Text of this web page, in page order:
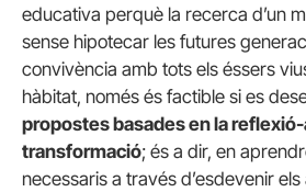
educativa perquè la recerca d’un
sense hipotecar les futures
convivència amb tots els éssers
hàbitat, només és factible si es
propostes basades en la
transformació; és a dir, en
necessaris a través d’esdevenir